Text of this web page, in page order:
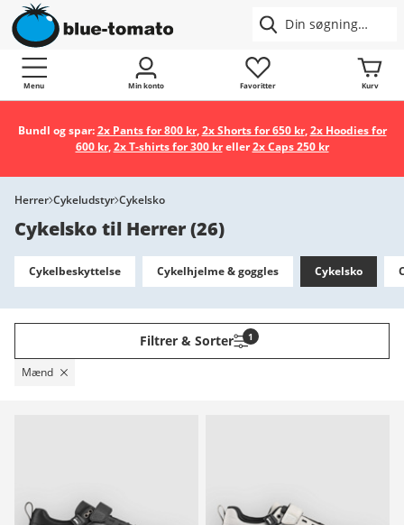
Menu Min konto Favoritter Kurv
Bundl og spar:2x Pants for 800 kr,2x Shorts for 650 kr,2x Hoodies for
600 kr,2x T-shirts for 300 kreller2x Caps 250 kr
Herrer Cykeludstyr Cykelsko
Cykelsko til Herrer(26)
Cykelbeskyttelse Cykelhjelme & goggles Cykelsko
Filtrer & Sorter 1
Mænd